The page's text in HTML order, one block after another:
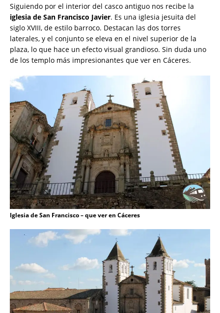
Siguiendo por el interior del casco antiguo nos recibe la
iglesia de San Francisco Javier. Es una iglesia jesuita del
siglo XVIII, de estilo barroco. Destacan las dos torres
laterales, y el conjunto se eleva en el nivel superior de la
plaza, lo que hace un efecto visual grandioso. Sin duda uno
de los templo más impresionantes que ver en Cáceres.
Iglesia de San Francisco – que ver en Cáceres